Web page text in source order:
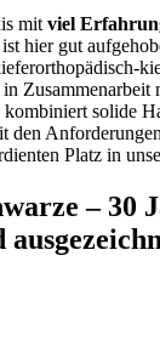
mit viel
hier gut
Zusammenarbeit
solide
den
Platz in
– 30